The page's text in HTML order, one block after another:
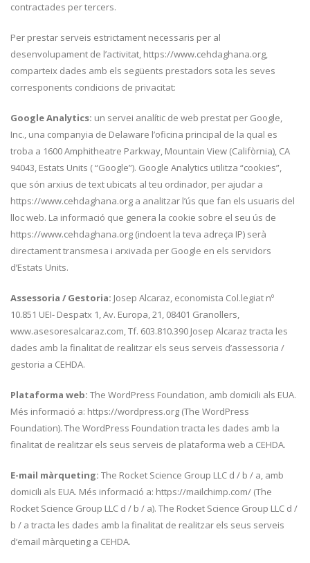
contractades per tercers.
Per prestar serveis estrictament necessaris per al
desenvolupament de l’activitat, https://www.cehdaghana.org,
comparteix dades amb els següents prestadors sota les seves
corresponents condicions de privacitat:
Google Analytics: un servei analític de web prestat per Google,
Inc., una companyia de Delaware l’oficina principal de la qual es
troba a 1600 Amphitheatre Parkway, Mountain View (Califòrnia), CA
94043, Estats Units ( “Google”). Google Analytics utilitza “cookies”,
que són arxius de text ubicats al teu ordinador, per ajudar a
https://www.cehdaghana.org a analitzar l’ús que fan els usuaris del
lloc web. La informació que genera la cookie sobre el seu ús de
https://www.cehdaghana.org (incloent la teva adreça IP) serà
directament transmesa i arxivada per Google en els servidors
d’Estats Units.
Assessoria / Gestoria: Josep Alcaraz, economista Col.legiat nº
10.851 UEI- Despatx 1, Av. Europa, 21, 08401 Granollers,
www.asesoresalcaraz.com, Tf. 603.810.390 Josep Alcaraz tracta les
dades amb la finalitat de realitzar els seus serveis d’assessoria /
gestoria a CEHDA.
Plataforma web: The WordPress Foundation, amb domicili als EUA.
Més informació a: https://wordpress.org (The WordPress
Foundation). The WordPress Foundation tracta les dades amb la
finalitat de realitzar els seus serveis de plataforma web a CEHDA.
E-mail màrqueting: The Rocket Science Group LLC d / b / a, amb
domicili als EUA. Més informació a: https://mailchimp.com/ (The
Rocket Science Group LLC d / b / a). The Rocket Science Group LLC d /
b / a tracta les dades amb la finalitat de realitzar els seus serveis
d’email màrqueting a CEHDA.